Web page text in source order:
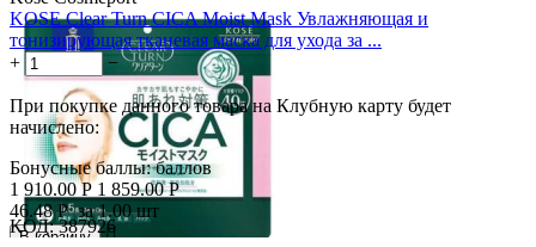
KOSE Clear Turn CICA Moist Mask Увлажняющая и
тонизирующая тканевая маска для ухода за ...
+
−
При покупке данного товара на Клубную карту будет
начислено:
Бонусные баллы: баллов
1 910.00 Р 1 859.00 Р
46.48 Рза 1.00 шт
В корзину

КОД: 387926